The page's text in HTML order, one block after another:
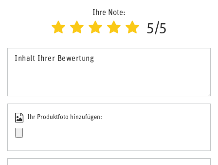
Ihre Note:
5/5
Inhalt Ihrer Bewertung
Ihr Produktfoto hinzufügen: